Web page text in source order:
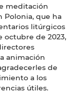
meditación
Polonia, que ha
litúrgicos
octubre de 2023,
animación
de
a los
útiles.